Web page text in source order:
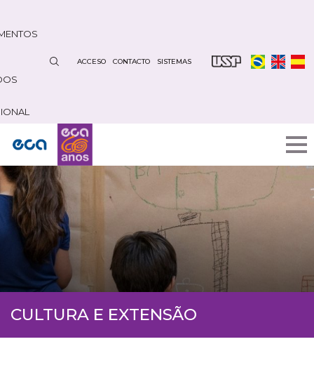
contenido
ACCESO CONTACTO SISTEMAS
CULTURA E EXTENSÃO